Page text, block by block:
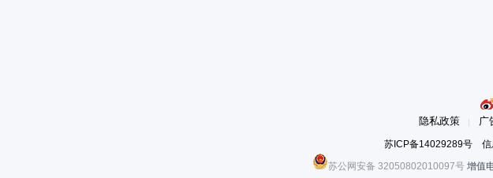
隐私政策 广
苏ICP备14029289号 信
苏公网安备 32050802010097号增值